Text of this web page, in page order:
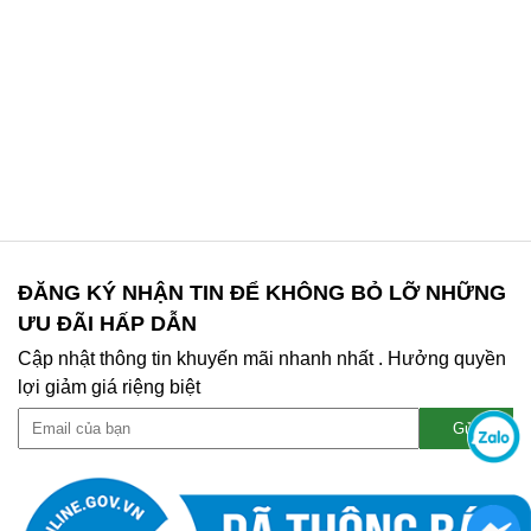
ĐĂNG KÝ NHẬN TIN ĐỂ KHÔNG BỎ LỠ NHỮNG
ƯU ĐÃI HẤP DẪN
Cập nhật thông tin khuyến mãi nhanh nhất . Hưởng quyền
lợi giảm giá riệng biệt